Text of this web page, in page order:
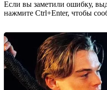
Если вы заметили ошибку,
нажмите Ctrl+Enter, чтобы